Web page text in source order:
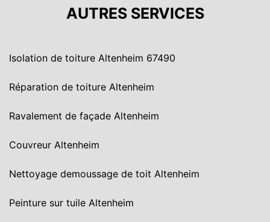
AUTRES SERVICES
Isolation de toiture Altenheim 67490
Réparation de toiture Altenheim
Ravalement de façade Altenheim
Couvreur Altenheim
Nettoyage demoussage de toit Altenheim
Peinture sur tuile Altenheim